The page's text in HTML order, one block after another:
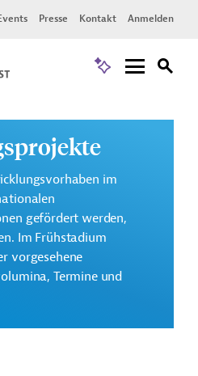
Presse Kontakt Anmelden
im
gefördert werden,
Im Frühstadium
vorgesehene
Termine und